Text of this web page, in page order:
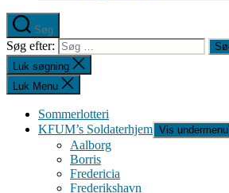
Søg
Søg efter:
Luk søgning
Luk Menu
Sommerlotteri
KFUM’s Soldaterhjem Vis undermenu
Aalborg
Borris
Fredericia
Frederikshavn